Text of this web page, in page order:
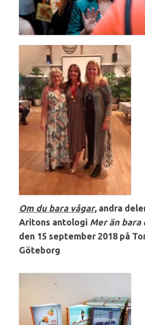
Om du bara vågar, andra
Aritons antologi Mer än bara
den 15 september 2018 på
Göteborg